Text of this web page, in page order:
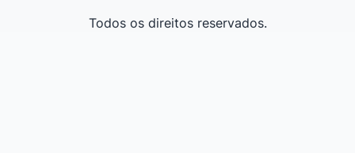
Todos os direitos reservados.